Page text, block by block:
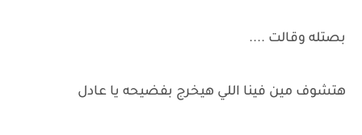
بصتله وقالت ....
هتشوف مين فينا اللي هيخرج بفضيحه يا عادل